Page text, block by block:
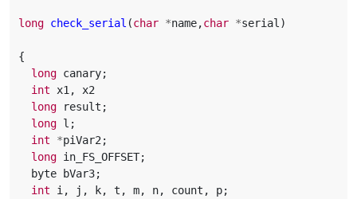
long check_serial (char *name,char *serial )
{
long canary;
int
x1 ,
x2
long
result ;
long l ;
int
*piVar2 ;
long in_FS_OFFSET;
byte
bVar3;
int
i , j , k, t , m, n, count , p;